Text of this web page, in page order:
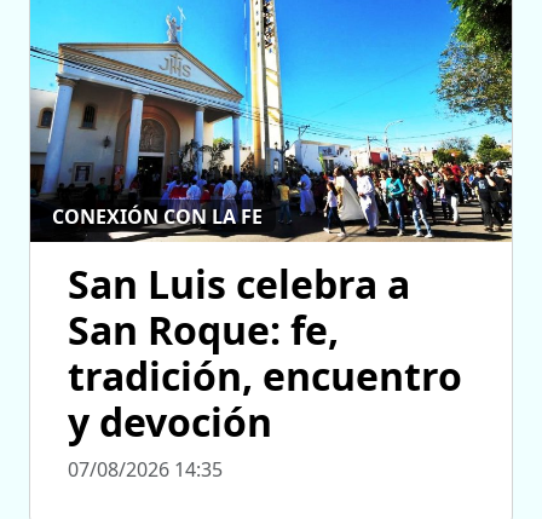
CONEXIÓN CON LA FE
San Luis celebra a
San Roque: fe,
tradición, encuentro
y devoción
07/08/2026 14:35